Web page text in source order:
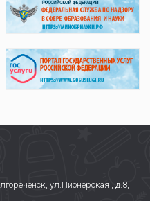
ул.Пионерская , д.8,